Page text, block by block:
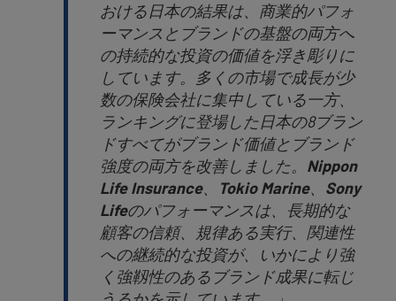
おける日本の結果は、商業的パフォ
ーマンスとブランドの基盤の両方へ
の持続的な投資の価値を浮き彫りに
しています。多くの市場で成長が少
数の保険会社に集中している一方、
ランキングに登場した日本の8ブラン
ドすべてがブランド価値とブランド
強度の両方を改善しました。 Nippon
Life Insurance、 Tokio Marine、 Sony
Lifeのパフォーマンスは、長期的な
顧客の信頼、規律ある実行、関連性
への継続的な投資が、いかにより強
く強靱性のあるブランド成果に転じ